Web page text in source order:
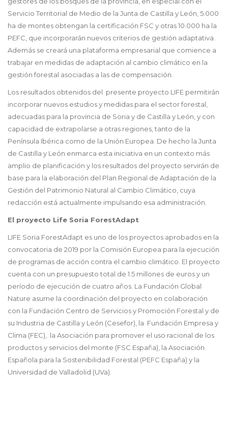
Servicio Territorial de Medio de la Junta de Castilla y León, 5.000
ha de montes obtengan la certificación FSC y otras 10.000 ha la
PEFC, que incorporarán nuevos criterios de gestión adaptativa.
Además se creará una plataforma empresarial que comience a
trabajar en medidas de adaptación al cambio climático en la
gestión forestal asociadas a las de compensación.
Los resultados obtenidos del presente proyecto LIFE permitirán
incorporar nuevos estudios y medidas para el sector forestal,
adecuadas para la provincia de Soria y de Castilla y León, y con
capacidad de extrapolarse a otras regiones, tanto de la
Península Ibérica como de la Unión Europea. De hecho la Junta
de Castilla y León enmarca esta iniciativa en un contexto más
amplio de planificación y los resultados del proyecto servirán de
base para la elaboración del Plan Regional de Adaptación de la
Gestión del Patrimonio Natural al Cambio Climático, cuya
redacción está actualmente impulsando esa administración.
El proyecto Life Soria ForestAdapt
LIFE Soria ForestAdapt es uno de los proyectos aprobados en la
convocatoria de 2019 por la Comisión Europea para la ejecución
de programas de acción contra el cambio climático. El proyecto
cuenta con un presupuesto total de 1.5 millones de euros y un
período de ejecución de cuatro años. La Fundación Global
Nature asume la coordinación del proyecto en colaboración
con la Fundación Centro de Servicios y Promoción Forestal y de
su Industria de Castilla y León (Cesefor), la Fundación Empresa y
Clima (FEC), la Asociación para promover el uso racional de los
productos y servicios del monte (FSC España), la Asociación
Española para la Sostenibilidad Forestal (PEFC España) y la
Universidad de Valladolid (UVa).